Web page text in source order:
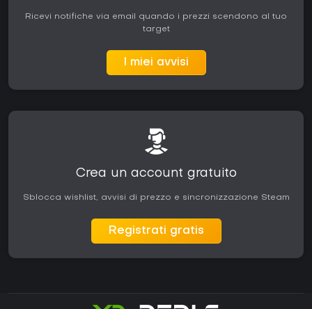
Ricevi notifiche via email quando i prezzi scendono al tuo
target
I miei avvisi
Crea un account gratuito
Sblocca wishlist, avvisi di prezzo e sincronizzazione Steam
Registrati gratis